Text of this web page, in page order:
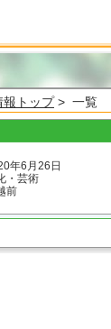
報トップ> 一覧
年6月26日
・芸術
前